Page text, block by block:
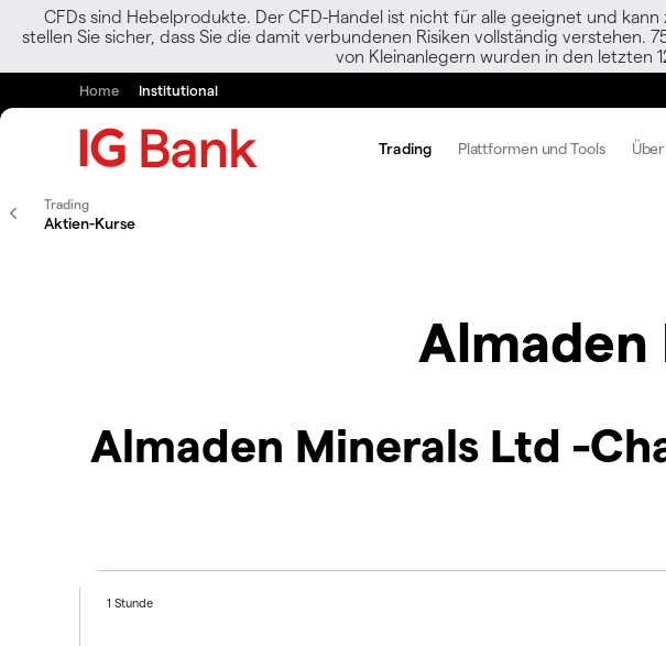
CFDs sind Hebelprodukte. Der CFD-Handel ist nicht für alle geeignet und
stellen Sie sicher, dass Sie die damit verbundenen Risiken vollständig
von Kleinanlegern wurden in den letzten
Home Institutional
Trading Plattformen und Tools
Trading
Aktien-Kurse
Almaden
Almaden Minerals Ltd -
1 Stunde